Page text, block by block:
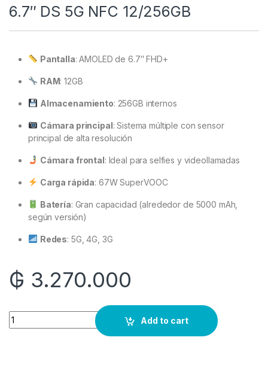
6.7″ DS 5G NFC 12/256GB
Pantalla: AMOLED de 6.7″ FHD+
RAM: 12GB
Almacenamiento: 256GB internos
Cámara principal: Sistema múltiple con sensor
principal de alta resolución
Cámara frontal: Ideal para selfies y videollamadas
Carga rápida: 67W SuperVOOC
Batería: Gran capacidad (alrededor de 5000 mAh,
según versión)
Redes: 5G, 4G, 3G
₲ 3.270.000
Quantity
Add to cart